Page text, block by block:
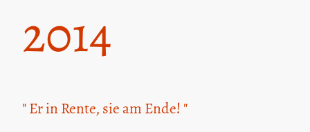
2014
" Er in Rente, sie am Ende! "